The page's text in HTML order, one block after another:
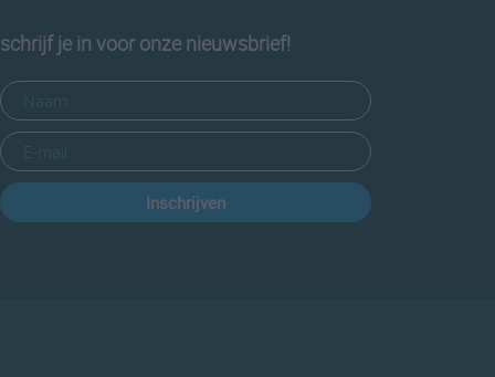
schrijf je in voor onze nieuwsbrief!
Inschrijven